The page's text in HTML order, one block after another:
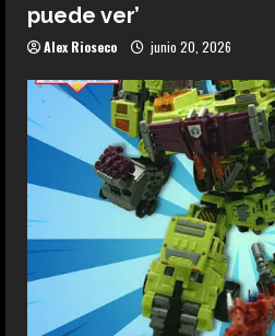
puede ver’
Alex Rioseco junio 20, 2026